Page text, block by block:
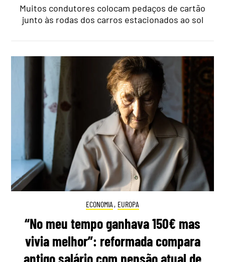
Muitos condutores colocam pedaços de cartão
junto às rodas dos carros estacionados ao sol
ECONOMIA , EUROPA
“No meu tempo ganhava 150€ mas
vivia melhor”: reformada compara